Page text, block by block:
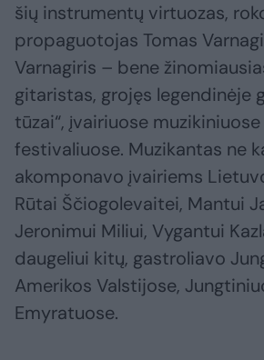
šių instrumentų virtuozas,
propaguotojas Tomas
Varnagiris – bene
gitaristas, grojęs legendinėje
tūzai“, įvairiuose
festivaliuose. Muzikantas ne
akomponavo įvairiems
Rūtai Ščiogolevaitei, Mantui
Jeronimui Miliui, Vygantui
daugeliui kitų, gastroliavo
Amerikos Valstijose,
Emyratuose.